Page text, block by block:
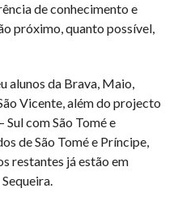
de conhecimento e
próximo, quanto possível,
alunos da Brava, Maio,
Vicente, além do projecto
Sul com São Tomé e
de São Tomé e Príncipe,
restantes já estão em